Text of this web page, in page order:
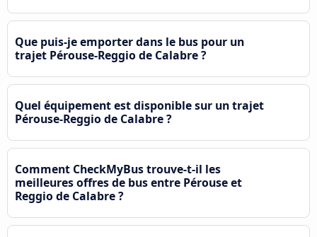
Que puis-je emporter dans le bus pour un
trajet Pérouse-Reggio de Calabre ?
Quel équipement est disponible sur un trajet
Pérouse-Reggio de Calabre ?
Comment CheckMyBus trouve-t-il les
meilleures offres de bus entre Pérouse et
Reggio de Calabre ?